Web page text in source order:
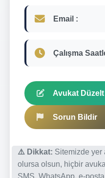
Email :
Çalışma
Avukat Düzelt
Sorun Bildir
⚠️ Dikkat: Sitemizde yer
olursa olsun, hiçbir
SMS, WhatsApp, e-